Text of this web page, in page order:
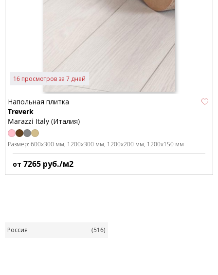
16 просмотров за 7 дней
Напольная плитка
Treverk
Marazzi Italy (Италия)
Размер: 600x300 мм 1200x300 мм 1200x200 мм 1200x150 мм
от 7265 руб./м2
Россия (516)